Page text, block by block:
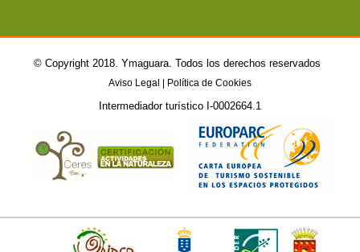
© Copyright 2018. Ymaguara. Todos los derechos reservados
Aviso Legal Política de Cookies
Intermediador turístico I-0002664.1